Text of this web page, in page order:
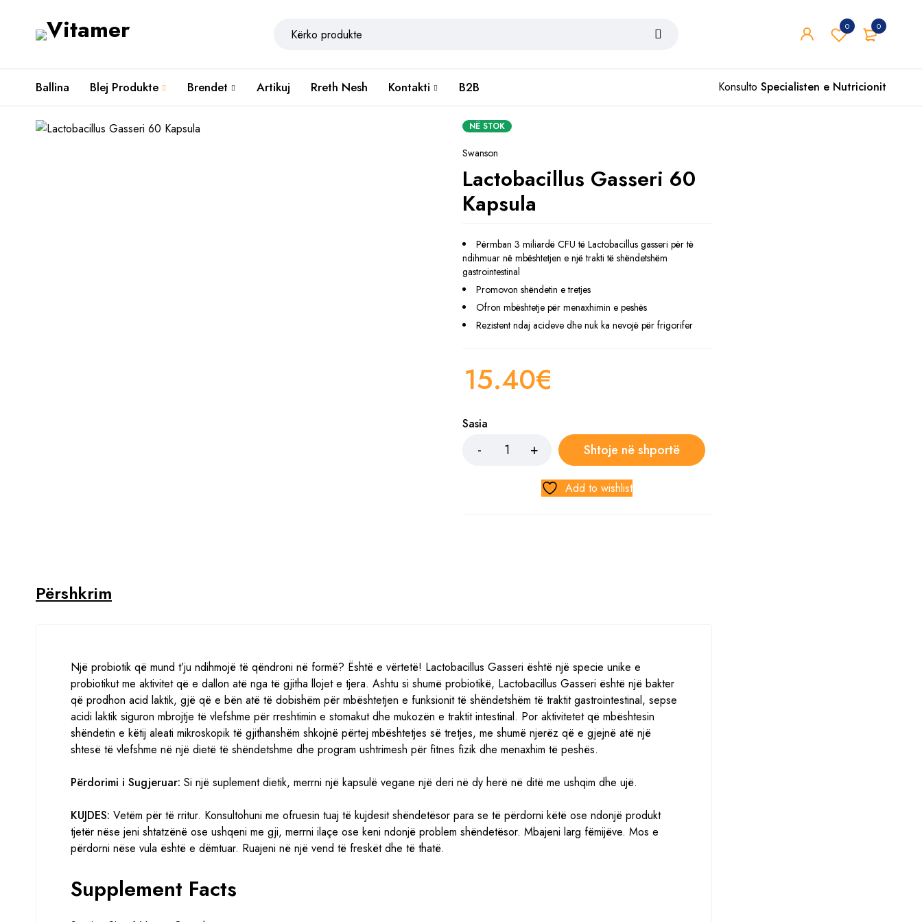
0
0
Ballina Blej Produkte Brendet Artikuj Rreth Nesh Kontakti B2B Konsulto Specialisten e Nutricionit
NË STOK
Swanson
Lactobacillus Gasseri 60
Kapsula
Përmban 3 miliardë CFU të Lactobacillus gasseri për të
ndihmuar në mbështetjen e një trakti të shëndetshëm
gastrointestinal
Promovon shëndetin e tretjes
Ofron mbështetje për menaxhimin e peshës
Rezistent ndaj acideve dhe nuk ka nevojë për frigorifer
15.40€
Sasia
Shtoje në shportë
Add to wishlist
Përshkrim
Një probiotik që mund t’ju ndihmojë të qëndroni në formë? Është e vërtetë! Lactobacillus Gasseri është një specie unike e
probiotikut me aktivitet që e dallon atë nga të gjitha llojet e tjera. Ashtu si shumë probiotikë, Lactobacillus Gasseri është një bakter
që prodhon acid laktik, gjë që e bën atë të dobishëm për mbështetjen e funksionit të shëndetshëm të traktit gastrointestinal, sepse
acidi laktik siguron mbrojtje të vlefshme për rreshtimin e stomakut dhe mukozën e traktit intestinal. Por aktivitetet që mbështesin
shëndetin e këtij aleati mikroskopik të gjithanshëm shkojnë përtej mbështetjes së tretjes, me shumë njerëz që e gjejnë atë një
shtesë të vlefshme në një dietë të shëndetshme dhe program ushtrimesh për fitnes fizik dhe menaxhim të peshës.
Përdorimi i Sugjeruar: Si një suplement dietik, merrni një kapsulë vegane një deri në dy herë në ditë me ushqim dhe ujë.
KUJDES: Vetëm për të rritur. Konsultohuni me ofruesin tuaj të kujdesit shëndetësor para se të përdorni këtë ose ndonjë produkt
tjetër nëse jeni shtatzënë ose ushqeni me gji, merrni ilaçe ose keni ndonjë problem shëndetësor. Mbajeni larg fëmijëve. Mos e
përdorni nëse vula është e dëmtuar. Ruajeni në një vend të freskët dhe të thatë.
Supplement Facts